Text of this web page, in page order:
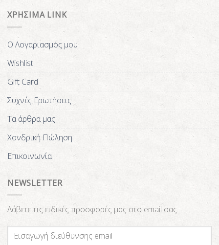
ΧΡΗΣΙΜΑ LINK
Ο Λογαριασμός μου
Wishlist
Gift Card
Συχνές Ερωτήσεις
Τα άρθρα μας
Χονδρική Πώληση
Επικοινωνία
NEWSLETTER
Λάβετε τις ειδικές προσφορές μας στο email σας.